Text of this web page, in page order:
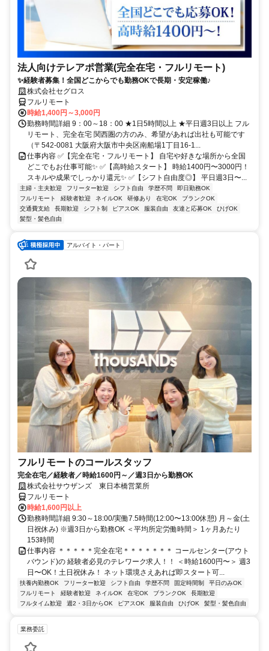
法人向けテレアポ営業(完全在宅・フルリモート)
✨経験者募集！全国どこからでも勤務OKで長期・安定稼働♪
株式会社セグロス
フルリモート
時給1,400円～3,000円
勤務時間詳細 9：00～18：00 ★1日5時間以上 ★平日週3日以上 フル
リモート、完全在宅 関西圏の方のみ、希望があれば出社も可能です
（〒542-0081 大阪府大阪市中央区南船場1丁目16-1...
仕事内容 ✅【完全在宅・フルリモート】 自宅や好きな場所から全国
どこでもお仕事可能✨ ✅【高時給スタート】 時給1400円〜3000円！
スキルや成果でしっかり還元✨ ✅【シフト自由度◎】 平日週3日〜...
主婦・主夫歓迎 フリーター歓迎 シフト自由 学歴不問
即日勤務OK
フルリモート
経験者歓迎 ネイルOK 研修あり 在宅OK
ブランクOK
交通費支給
長期歓迎 シフト制 ピアスOK 服装自由 友達と応募OK
ひげOK
髪型・髪色自由
アルバイト・パート
フルリモートのコールスタッフ
完全在宅／経験者／時給1600円～／週3日から勤務OK
株式会社サウザンズ 東日本橋営業所
フルリモート
時給1,600円以上
勤務時間詳細 9:30～18:00/実働7.5時間(12:00〜13:00休憩) 月～金(土
日祝休み) ※週3日から勤務OK ＜平均所定労働時間＞ 1ヶ月あたり
153時間
仕事内容 ＊＊＊＊＊完全在宅＊＊＊＊＊＊＊ コールセンター(アウト
バウンド)の 経験者必見のテレワーク求人！！ ＜時給1600円〜＞ 週3
日〜OK！土日祝休み！ ネット環境さえあれば即スタート可...
扶養内勤務OK フリーター歓迎 シフト自由 学歴不問 固定時間制
平日のみOK
フルリモート
経験者歓迎 ネイルOK 在宅OK ブランクOK
長期歓迎
フルタイム歓迎
週2・3日からOK ピアスOK 服装自由 ひげOK 髪型・髪色自由
業務委託